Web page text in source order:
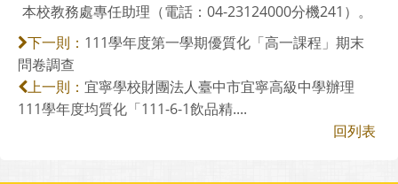
本校教務處專任助理（電話：04-23124000分機241）。
下一則： 111學年度第一學期優質化「高一課程」期末
問卷調查
上一則： 宜寧學校財團法人臺中市宜寧高級中學辦理
111學年度均質化「111-6-1飲品精....
回列表